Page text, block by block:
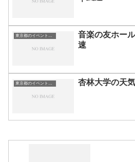
音楽の友ホー
速
杏林大学の天